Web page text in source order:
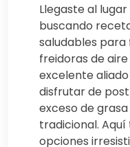
Llegaste al
buscando
saludables para
freidoras de
excelente
disfrutar de
exceso de
tradicional.
opciones